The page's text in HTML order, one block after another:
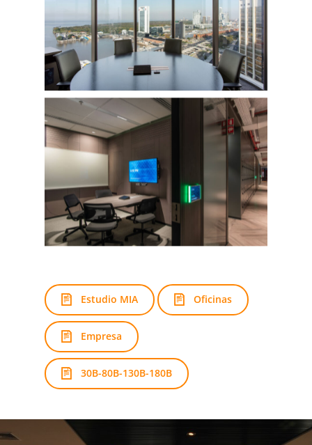
Estudio MIA Oficinas
Empresa
30B-80B-130B-180B